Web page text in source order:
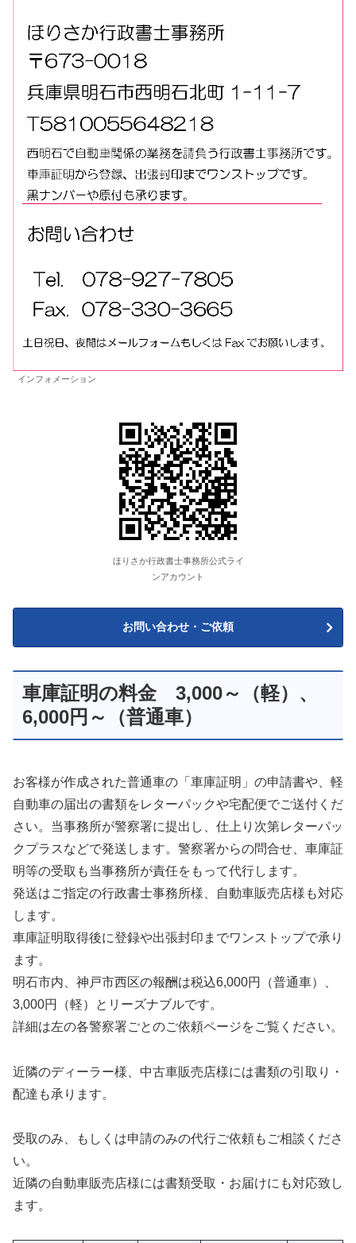
インフォメーション
ほりさか行政書士事務所公式ライ
ンアカウント
お問い合わせ・ご依頼
車庫証明の料金 3,000～（軽）、
6,000円～（普通車）
お客様が作成された普通車の「車庫証明」の申請書や、軽
自動車の届出の書類をレターパックや宅配便でご送付くだ
さい。当事務所が警察署に提出し、仕上り次第レターパッ
クプラスなどで発送します。警察署からの問合せ、車庫証
明等の受取も当事務所が責任をもって代行します。
発送はご指定の行政書士事務所様、自動車販売店様も対応
します。
車庫証明取得後に登録や出張封印までワンストップで承り
ます。
明石市内、神戸市西区の報酬は税込6,000円（普通車）、
3,000円（軽）とリーズナブルです。
詳細は左の各警察署ごとのご依頼ページをご覧ください。
近隣のディーラー様、中古車販売店様には書類の引取り・
配達も承ります。
受取のみ、もしくは申請のみの代行ご依頼もご相談くださ
い。
近隣の自動車販売店様には書類受取・お届けにも対応致し
ます。